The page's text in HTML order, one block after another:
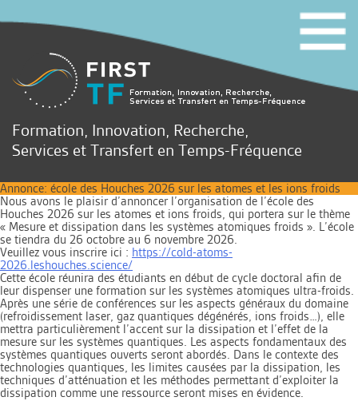
Formation, Innovation, Recherche,
Services et Transfert en Temps-Fréquence
Annonce: école des Houches 2026 sur les atomes et les ions froids
Nous avons le plaisir d’annoncer l’organisation de l’école des
Houches 2026 sur les atomes et ions froids, qui portera sur le thème
« Mesure et dissipation dans les systèmes atomiques froids ». L’école
se tiendra du 26 octobre au 6 novembre 2026.
Veuillez vous inscrire ici : https://cold-atoms-
2026.leshouches.science/
Cette école réunira des étudiants en début de cycle doctoral afin de
leur dispenser une formation sur les systèmes atomiques ultra-froids.
Après une série de conférences sur les aspects généraux du domaine
(refroidissement laser, gaz quantiques dégénérés, ions froids…), elle
mettra particulièrement l’accent sur la dissipation et l’effet de la
mesure sur les systèmes quantiques. Les aspects fondamentaux des
systèmes quantiques ouverts seront abordés. Dans le contexte des
technologies quantiques, les limites causées par la dissipation, les
techniques d’atténuation et les méthodes permettant d’exploiter la
dissipation comme une ressource seront mises en évidence.